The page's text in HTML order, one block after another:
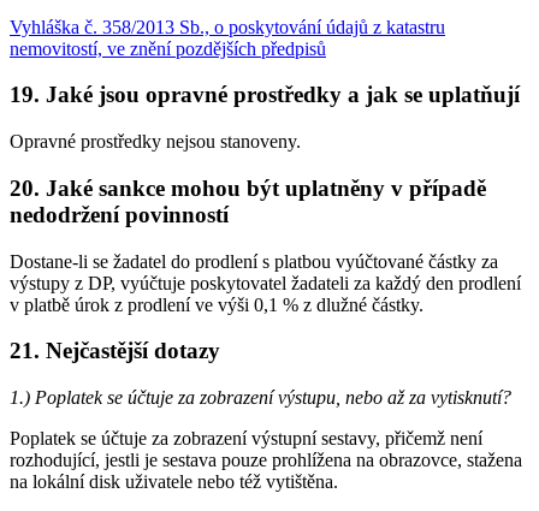
Vyhláška č. 358/2013 Sb., o poskytování údajů z katastru
nemovitostí, ve znění pozdějších předpisů
19. Jaké jsou opravné prostředky a jak se uplatňují
Opravné prostředky nejsou stanoveny.
20. Jaké sankce mohou být uplatněny v případě
nedodržení povinností
Dostane-li se žadatel do prodlení s platbou vyúčtované částky za
výstupy z DP, vyúčtuje poskytovatel žadateli za každý den prodlení
v platbě úrok z prodlení ve výši 0,1 % z dlužné částky.
21. Nejčastější dotazy
1.) Poplatek se účtuje za zobrazení výstupu, nebo až za vytisknutí?
Poplatek se účtuje za zobrazení výstupní sestavy, přičemž není
rozhodující, jestli je sestava pouze prohlížena na obrazovce, stažena
na lokální disk uživatele nebo též vytištěna.